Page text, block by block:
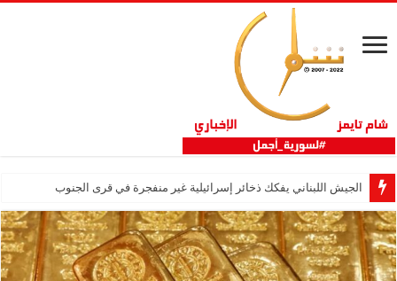
الجيش اللبناني يفكك ذخائر إسرائيلية غير منفجرة في قرى الجنوب